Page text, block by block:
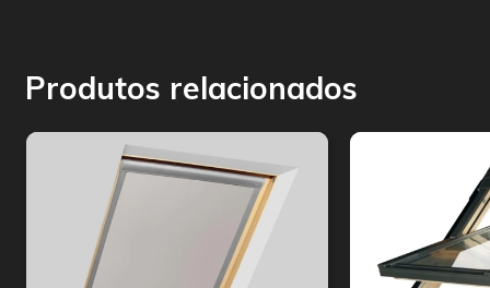
Produtos relacionados